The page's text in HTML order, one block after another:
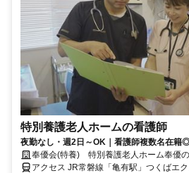
特別養護老人ホームの看護師
夜勤なし・週2日～OK｜看護師複数名在籍
健康管理メインのお仕事♪
奉優会(特養) 特別養護老人ホーム奉優
アクセス JR常磐線「亀有駅」つくばエ